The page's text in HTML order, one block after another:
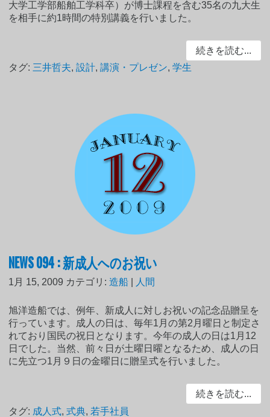
大学工学部船舶工学科卒）が博士課程を含む35名の九大生
を相手に約1時間の特別講義を行いました。
続きを読む...
タグ: 三井哲夫,設計,講演・プレゼン,学生
NEWS 094 : 新成人へのお祝い
1月 15, 2009 カテゴリ:造船 人間
旭洋造船では、例年、新成人に対しお祝いの記念品贈呈を
行っています。成人の日は、毎年1月の第2月曜日と制定さ
れており国民の祝日となります。今年の成人の日は1月12
日でした。当然、前々日が土曜日曜となるため、成人の日
に先立つ1月９日の金曜日に贈呈式を行いました。
続きを読む...
タグ: 成人式,式典, 若手社員